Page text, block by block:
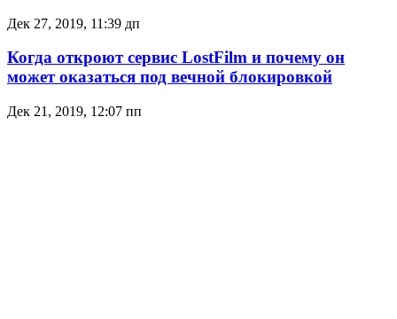
Дек 27, 2019, 11:39 дп
Когда откроют сервис LostFilm и почему он
может оказаться под вечной блокировкой
Дек 21, 2019, 12:07 пп